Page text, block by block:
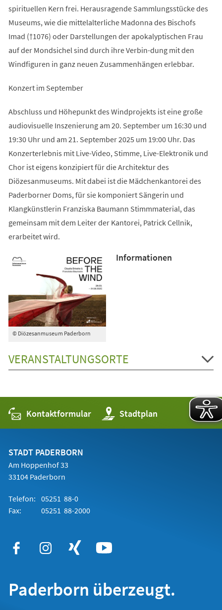
spirituellen Kern frei. Herausragende Sammlungsstücke des
Museums, wie die mittelalterliche Madonna des Bischofs
Imad (†1076) oder Darstellungen der apokalyptischen Frau
auf der Mondsichel sind durch ihre Verbin-dung mit den
Windfiguren in ganz neuen Zusammenhängen erlebbar.
Konzert im September
Abschluss und Höhepunkt des Windprojekts ist eine große
audiovisuelle Inszenierung am 20. September um 16:30 und
19:30 Uhr und am 21. September 2025 um 19:00 Uhr. Das
Konzerterlebnis mit Live-Video, Stimme, Live-Elektronik und
Chor ist eigens konzipiert für die Architektur des
Diözesanmuseums. Mit dabei ist die Mädchenkantorei des
Paderborner Doms, für sie komponiert Sängerin und
Klangkünstlerin Franziska Baumann Stimmmaterial, das
gemeinsam mit dem Leiter der Kantorei, Patrick Cellnik,
erarbeitet wird.
© Diözesanmuseum Paderborn
Informationen
VERANSTALTUNGSORTE
Kontaktformular Stadtplan
(Öffnet
in
einem
STADT PADERBORN
Am Hoppenhof 33
33104 Paderborn
Telefon: 05251 88-0
Fax:
05251 88-2000
Paderborn überzeugt.